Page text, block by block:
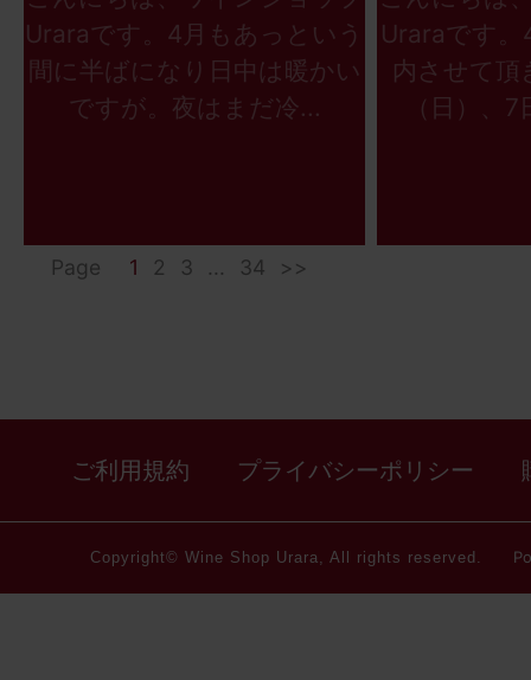
Uraraです。4月もあっという
間に半ばになり日中は暖かい
ですが。夜はまだ冷...
Uraraです。
内させて頂
（日）、
Page 1 2 3 ... 34 >>
ご利用規約 プライバシーポリシー
Copyright© Wine Shop Urara, All rights reserved.